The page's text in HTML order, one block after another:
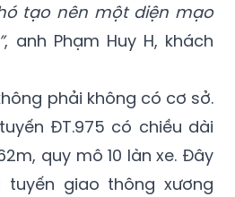
tạo nên một diện mạo
, anh Phạm Huy H, khách
phải không có cơ sở.
ĐT.975 có chiều dài
quy mô 10 làn xe. Đây
giao thông xương